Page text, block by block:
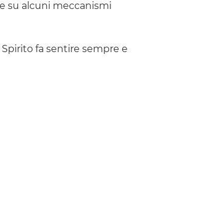
su alcuni meccanismi
fa sentire sempre e